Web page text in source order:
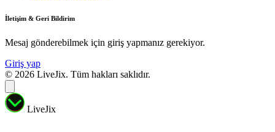
İletişim & Geri Bildirim
Mesaj gönderebilmek için giriş yapmanız gerekiyor.
Giriş yap
© 2026 LiveJix. Tüm hakları saklıdır.
LiveJix